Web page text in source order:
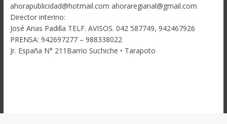
ahorapublicidad@hotmail.com ahoraregianal@gmail.com
Director interino:
José Arias Padilla TELF. AVISOS. 042 587749, 942467926
PRENSA: 942697277 – 988338022
Jr. España N° 211Barrio Suchiche • Tarapoto